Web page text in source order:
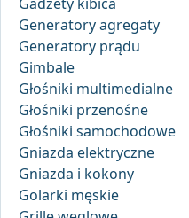
Generatory agregaty
Generatory prądu
Gimbale
Głośniki multimedialne
Głośniki przenośne
Głośniki samochodowe
Gniazda elektryczne
Gniazda i kokony
Golarki męskie